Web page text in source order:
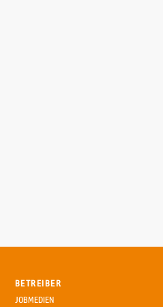
BETREIBER
JOBMEDIEN